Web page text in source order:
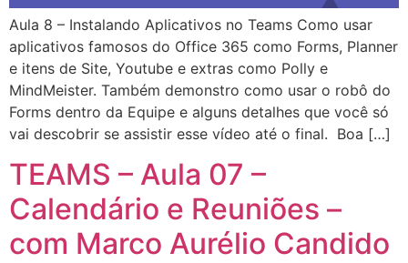
Aula 8 – Instalando Aplicativos no Teams Como usar
aplicativos famosos do Office 365 como Forms, Planner
e itens de Site, Youtube e extras como Polly e
MindMeister. Também demonstro como usar o robô do
Forms dentro da Equipe e alguns detalhes que você só
vai descobrir se assistir esse vídeo até o final. Boa […]
TEAMS – Aula 07 –
Calendário e Reuniões –
com Marco Aurélio Candido